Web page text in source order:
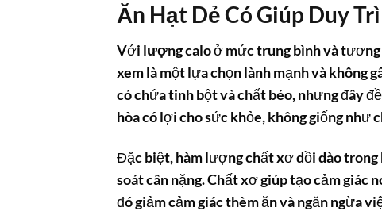
Ăn Hạt Dẻ Có Giúp Duy
Với lượng caloở mức trung bình và
xem là một lựa chọn lành mạnh và không
có chứa tinh bột và chất béo, nhưng đây
hòa có lợi cho sức khỏe, không giống như
Đặc biệt, hàm lượng chất xơ dồi dào
soát cân nặng. Chất xơ giúp tạo cảm giác
đó giảm cảm giác thèm ăn và ngăn ngừa